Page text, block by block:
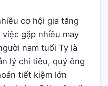
cơ hội gia tăng
gặp nhiều may
nam tuổi Tỵ là
lý chi tiêu, quý ông
tiết kiệm lớn